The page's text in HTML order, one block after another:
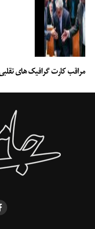
این رنج فکر می‌کنند. «فرشید
و فعال حقوق کودکان معتقد است
بر جامعه نشأت می‌گیرد. او
کودکان به «شهروند» می‌گوید:
جامعه ما تبدیل به جامعه‌ای
درحال ‏کماست. رویکردی در
کودکان هم وارد شده ‏است؛
سمت نگاه سرمایه‌محوری
می‌گوید: «هر موردی که به
معمول خود را نداشته باشند و
نفس کاذب ایجاد کند،
‏بزرگسال بگیرد (مثلا بچه‌ را
و رنجی ‏به کودک تحمیل کردن،
مختلف قرار می‌دهند و ‏از او
مدرن که به نظر می‌آید از سر
مادر فکر می‌کنند که مالک
مراقب کارت گرافیک های